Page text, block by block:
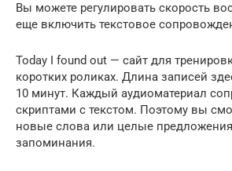
Вы можете регулировать скорость
еще включить текстовое
Today I found out — сайт для
коротких роликах. Длина записей
10 минут. Каждый аудиоматериал
скриптами с текстом. Поэтому вы
новые слова или целые
запоминания.